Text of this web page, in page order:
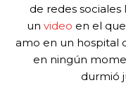
de redes
un video en el
amo en un hospital
en ningún
durmió